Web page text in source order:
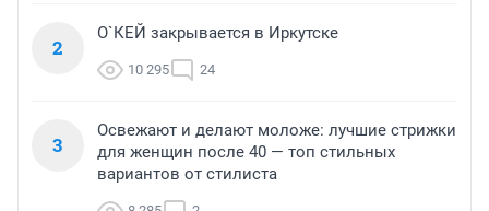
2
О`КЕЙ закрывается в Иркутске
10 295 24
3
Освежают и делают моложе: лучшие стрижки
для женщин после 40 — топ стильных
вариантов от стилиста